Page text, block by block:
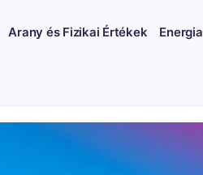
Arany és Fizikai Értékek Energia